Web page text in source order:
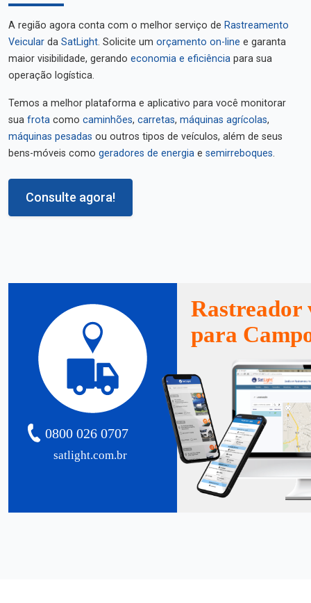
A região agora conta com o melhor serviço de Rastreamento
Veicular da SatLight. Solicite um orçamento on-line e garanta
maior visibilidade, gerando economia e eficiência para sua
operação logística.
Temos a melhor plataforma e aplicativo para você monitorar
sua frota como caminhões, carretas, máquinas agrícolas,
máquinas pesadas ou outros tipos de veículos, além de seus
bens-móveis como geradores de energia e semirreboques.
Consulte agora!
satlight.com.br
0800 026 0707
Rastreador
para